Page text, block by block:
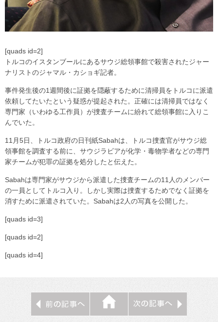
[quads id=2]
トルコのイスタンブールにあるサウジ総領事館で殺害されたジャー
ナリストのジャマル・カショギ記者。
事件発生後の1週間後に証拠を隠蔽するために清掃員をトルコに派遣
依頼してたいたという疑惑が提起された。正確には清掃員ではなく
専門家（いわゆる工作員）が捜査チームに紛れて総領事館に入りこ
んでいた。
11月5日、トルコ政府の日刊紙Sabahは、トルコ捜査官がサウジ総
領事館を調査する前に、サウジラビアが化学・毒物学者などの専門
家チームが犯罪の証拠を処分したと伝えた。
Sabahは専門家がサウジから派遣した捜査チームの11人のメンバー
の一員としてトルコ入り。しかし実際は捜査するためでなく証拠を
消すために派遣されていた。Sabahは2人の写真を公開した。
[quads id=3]
[quads id=2]
[quads id=4]